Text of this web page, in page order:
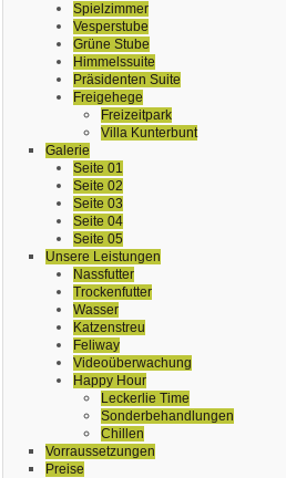
Spielzimmer
Vesperstube
Grüne Stube
Himmelssuite
Präsidenten Suite
Freigehege
Freizeitpark
Villa Kunterbunt
Galerie
Seite 01
Seite 02
Seite 03
Seite 04
Seite 05
Unsere Leistungen
Nassfutter
Trockenfutter
Wasser
Katzenstreu
Feliway
Videoüberwachung
Happy Hour
Leckerlie Time
Sonderbehandlungen
Chillen
Vorraussetzungen
Preise